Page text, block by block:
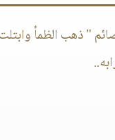
" ذهب الظمأ